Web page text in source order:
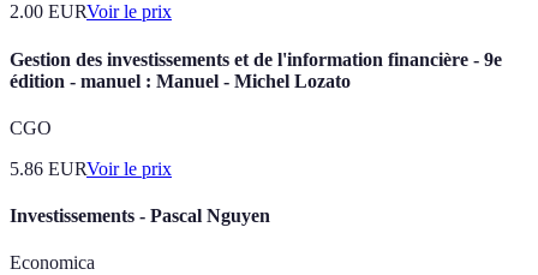
2.00 EURVoir le prix
Gestion des investissements et de l'information financière - 9e
édition - manuel : Manuel - Michel Lozato
CGO
5.86 EURVoir le prix
Investissements - Pascal Nguyen
Economica